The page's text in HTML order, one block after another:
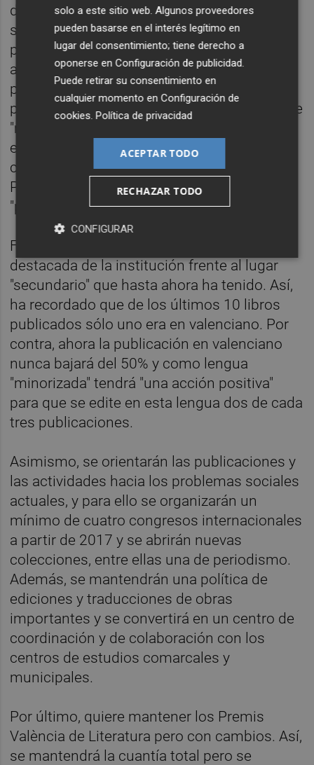
director no será quien decida qué se publica
sino que se exigirá un doble informe, se
publicarán las actas del Consejo de
administración, se responderán a todas las
propuestas de publicación, y se reflejará "el
pluralismo de la sociedad valenciana" porque
"muy a menudo ha habido un
enfrentamiento cainito en nuestro territorio
con unas consecuencias muy negativas".
Por contra, desde ahora se publicarán
"pensadores de diversas ideologías".
Flor quiere que el valenciano sea la lengua
destacada de la institución frente al lugar
"secundario" que hasta ahora ha tenido. Así,
ha recordado que de los últimos 10 libros
publicados sólo uno era en valenciano. Por
contra, ahora la publicación en valenciano
nunca bajará del 50% y como lengua
"minorizada" tendrá "una acción positiva"
para que se edite en esta lengua dos de cada
tres publicaciones.
Asimismo, se orientarán las publicaciones y
las actividades hacia los problemas sociales
actuales, y para ello se organizarán un
mínimo de cuatro congresos internacionales
a partir de 2017 y se abrirán nuevas
colecciones, entre ellas una de periodismo.
Además, se mantendrán una política de
ediciones y traducciones de obras
importantes y se convertirá en un centro de
coordinación y de colaboración con los
centros de estudios comarcales y
municipales.
Por último, quiere mantener los Premis
València de Literatura pero con cambios. Así,
se mantendrá la cuantía total pero se
solo a este sitio web. Algunos proveedores
pueden basarse en el interés legítimo en
lugar del consentimiento; tiene derecho a
oponerse enConfiguración de publicidad.
Puede retirar su consentimiento en
cualquier momento enConfiguración de
cookies.Política de privacidad
ACEPTAR TODO
RECHAZAR TODO
CONFIGURAR